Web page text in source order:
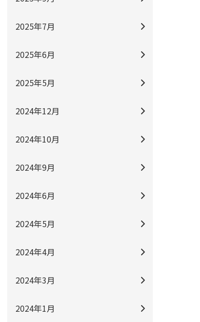
2025年7月
2025年6月
2025年5月
2024年12月
2024年10月
2024年9月
2024年6月
2024年5月
2024年4月
2024年3月
2024年1月